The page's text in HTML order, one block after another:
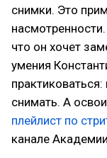
снимки. Это
что он хочет
умения
снимать. А
плейлист по
канале